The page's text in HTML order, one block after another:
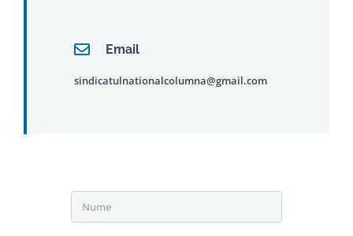
Email
sindicatulnationalcolumna@gmail.com